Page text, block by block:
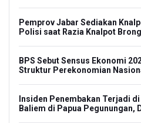
Pemprov Jabar Sediakan
Polisi saat Razia Knalpot Brong
BPS Sebut Sensus Ekonomi
Struktur Perekonomian
Insiden Penembakan Terjadi
Baliem di Papua Pegunungan,